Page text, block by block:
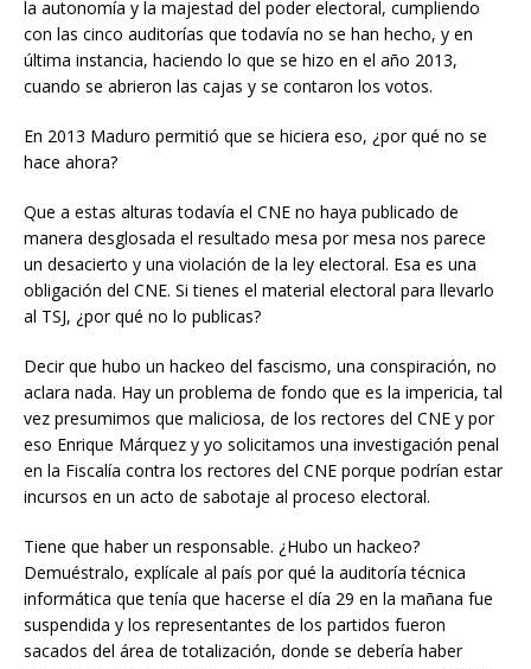
la autonomía y la majestad del poder electoral, cumpliendo
con las cinco auditorías que todavía no se han hecho, y en
última instancia, haciendo lo que se hizo en el año 2013,
cuando se abrieron las cajas y se contaron los votos.
En 2013 Maduro permitió que se hiciera eso, ¿por qué no se
hace ahora?
Que a estas alturas todavía el CNE no haya publicado de
manera desglosada el resultado mesa por mesa nos parece
un desacierto y una violación de la ley electoral. Esa es una
obligación del CNE. Si tienes el material electoral para llevarlo
al TSJ, ¿por qué no lo publicas?
Decir que hubo un hackeo del fascismo, una conspiración, no
aclara nada. Hay un problema de fondo que es la impericia, tal
vez presumimos que maliciosa, de los rectores del CNE y por
eso Enrique Márquez y yo solicitamos una investigación penal
en la Fiscalía contra los rectores del CNE porque podrían estar
incursos en un acto de sabotaje al proceso electoral.
Tiene que haber un responsable. ¿Hubo un hackeo?
Demuéstralo, explícale al país por qué la auditoría técnica
informática que tenía que hacerse el día 29 en la mañana fue
suspendida y los representantes de los partidos fueron
sacados del área de totalización, donde se debería haber